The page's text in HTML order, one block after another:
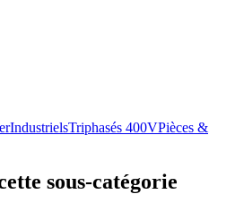
IndustrielsTriphasés 400VPièces &
sous-catégorie